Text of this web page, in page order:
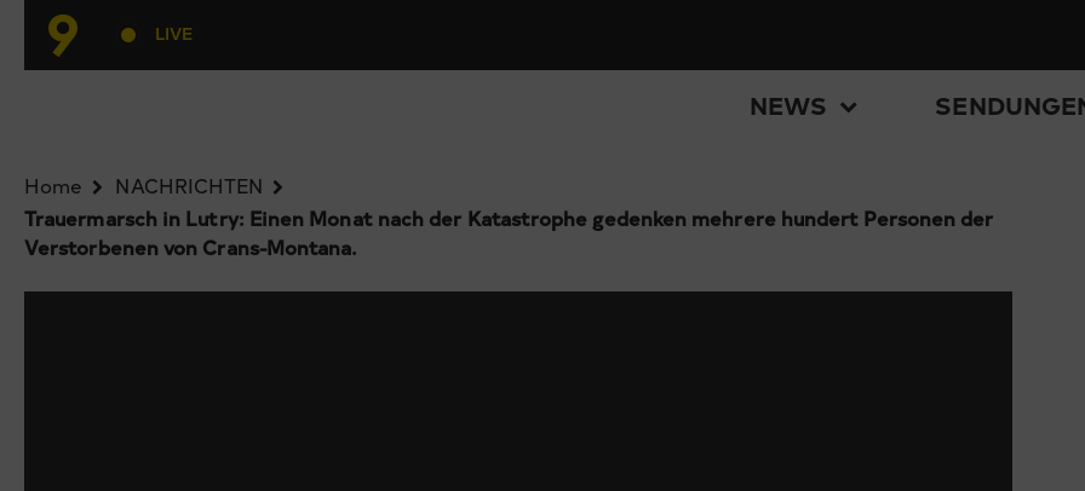
LIVE
NEWS
Home
NACHRICHTEN
Trauermarsch in Lutry: Einen Monat nach der Katastrophe gedenken mehrere hundert Personen der
Verstorbenen von Crans-Montana.